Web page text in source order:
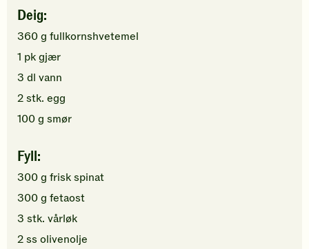
Deig:
360g fullkornshvetemel
1 pkgjær
3 dl vann
2stk. egg
100g smør
Fyll:
300g frisk spinat
300g fetaost
3 stk. vårløk
2ss olivenolje